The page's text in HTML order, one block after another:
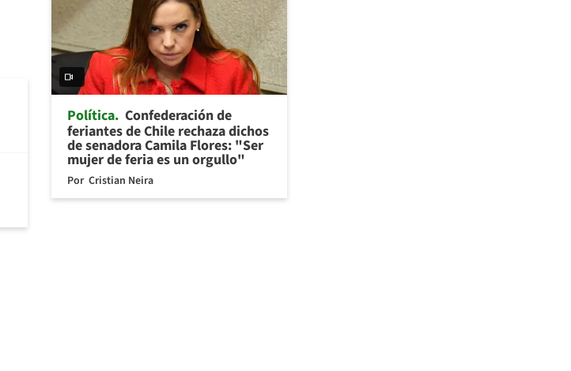
Política Confederación de
feriantes de Chile rechaza dichos
de senadora Camila Flores: "Ser
mujer de feria es un orgullo"
Por Cristian Neira